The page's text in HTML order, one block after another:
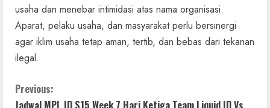
usaha dan menebar intimidasi atas nama organisasi.
Aparat, pelaku usaha, dan masyarakat perlu bersinergi
agar iklim usaha tetap aman, tertib, dan bebas dari tekanan
ilegal.
C
Previous:
Jadwal MPL ID S15 Week 7 Hari Ketiga Team Liquid ID Vs